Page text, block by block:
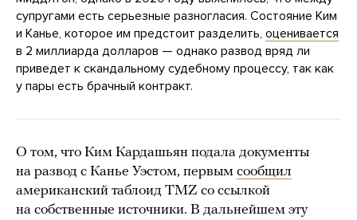
супругами есть серьезные разногласия. Состояние Ким
и Канье, которое им предстоит разделить, оценивается
в 2 миллиарда долларов — однако развод вряд ли
приведет к скандальному судебному процессу, так как
у пары есть брачный контракт.
О том, что Ким Кардашьян подала документы
на развод с Канье Уэстом, первым сообщил
американский таблоид TMZ со ссылкой
на собственные источники. В дальнейшем эту